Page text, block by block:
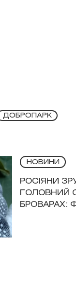
ДОБРОПАРК
НОВИНИ
РОСІЯНИ
ГОЛОВНИЙ
БРОВАРАХ: